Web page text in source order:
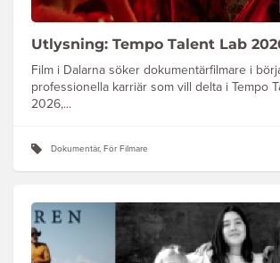
Utlysning: Tempo Talent Lab
Film i Dalarna söker dokumentärfilmare i
professionella karriär som vill delta i Tempo
2026,...
Dokumentär, För Filmare